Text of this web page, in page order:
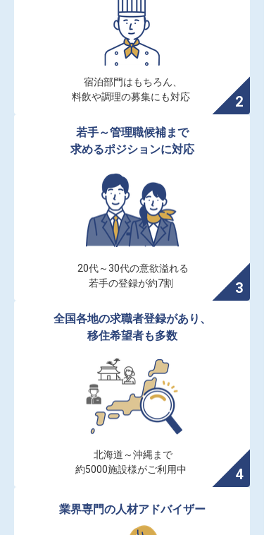
宿泊部門はもちろん、
料飲や調理の募集にも対応
若手～管理職候補まで
求めるポジションに対応
20代～30代の意欲溢れる
若手の登録が約7割
全国各地の求職者登録があり、
移住希望者も多数
北海道～沖縄まで
約5000施設様がご利用中
業界専門の人材アドバイザー